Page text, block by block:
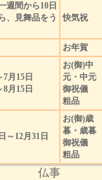
週間から10日
、見舞品をう
快気祝
お年賀
月15日
月15日
お(御)中
元・中元
御祝儀
粗品
～12月31日
お(御)歳
暮・歳暮
御祝儀
粗品
仏事